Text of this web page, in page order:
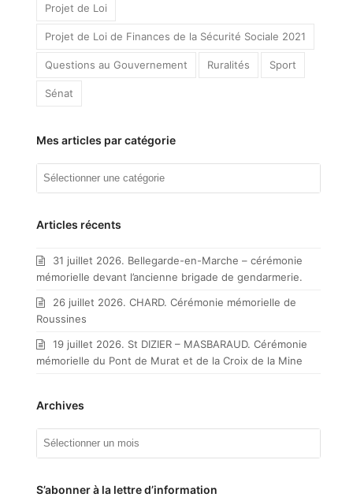
Projet de Loi
Projet de Loi de Finances de la Sécurité Sociale 2021
Questions au Gouvernement Ruralités Sport
Sénat
Mes articles par catégorie
Mes
catégorie
Articles récents
31 juillet 2026. Bellegarde-en-Marche – cérémonie
mémorielle devant l’ancienne brigade de gendarmerie.
26 juillet 2026. CHARD. Cérémonie mémorielle de
Roussines
19 juillet 2026. St DIZIER – MASBARAUD. Cérémonie
mémorielle du Pont de Murat et de la Croix de la Mine
Archives
S’abonner à la lettre d’information